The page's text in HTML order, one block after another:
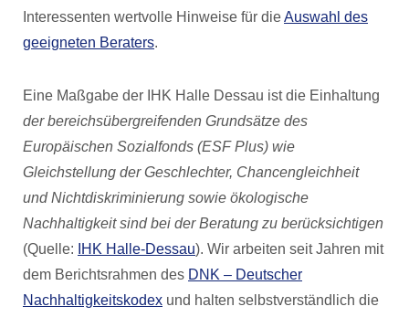
Interessenten wertvolle Hinweise für dieAuswahl des
geeigneten Beraters.
Eine Maßgabe der IHK Halle Dessau ist die Einhaltung
der bereichsübergreifenden Grundsätze des
Europäischen Sozialfonds (ESF Plus) wie
Gleichstellung der Geschlechter, Chancengleichheit
und Nichtdiskriminierung sowie ökologische
Nachhaltigkeit sind bei der Beratung zu berücksichtigen
(Quelle:
IHK Halle-Dessau). Wir arbeiten seit Jahren mit
dem Berichtsrahmen des DNK – Deutscher
Nachhaltigkeitskodex und halten selbstverständlich die